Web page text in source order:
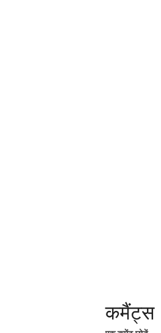
कमैंट्स